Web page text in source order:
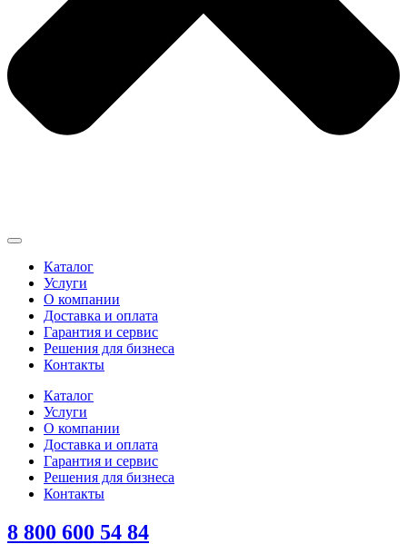
Каталог
Услуги
О компании
Доставка и оплата
Гарантия и сервис
Решения для бизнеса
Контакты
Каталог
Услуги
О компании
Доставка и оплата
Гарантия и сервис
Решения для бизнеса
Контакты
8 800 600 54 84